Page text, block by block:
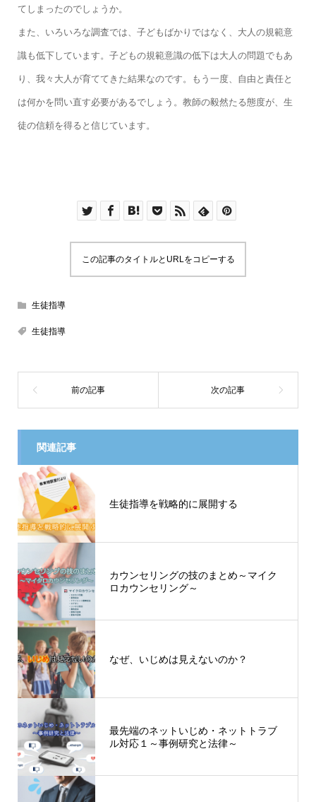
てしまったのでしょうか。
また、いろいろな調査では、子どもばかりではなく、大人の規範意
識も低下しています。子どもの規範意識の低下は大人の問題でもあ
り、我々大人が育ててきた結果なのです。もう一度、自由と責任と
は何かを問い直す必要があるでしょう。教師の毅然たる態度が、生
徒の信頼を得ると信じています。
この記事のタイトルとURLをコピーする
生徒指導
生徒指導
関連記事
生徒指導を戦略的に展開する
カウンセリングの技のまとめ～マイク
ロカウンセリング～
なぜ、いじめは見えないのか？
最先端のネットいじめ・ネットトラブ
ル対応１～事例研究と法律～